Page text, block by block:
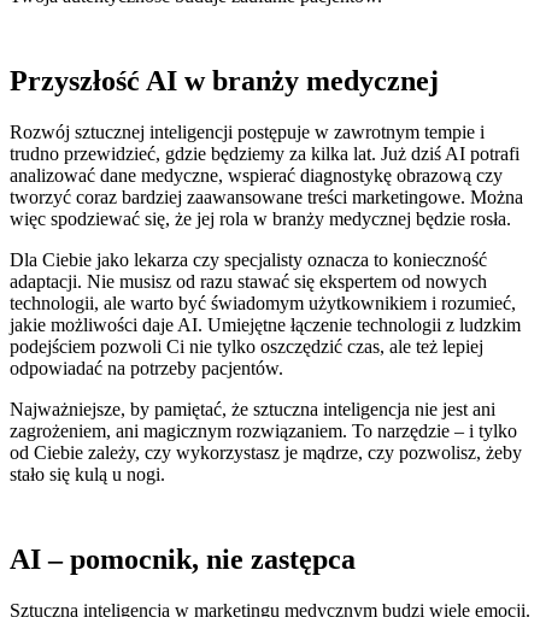
Przyszłość AI w branży medycznej
Rozwój sztucznej inteligencji postępuje w zawrotnym tempie i
trudno przewidzieć, gdzie będziemy za kilka lat. Już dziś AI potrafi
analizować dane medyczne, wspierać diagnostykę obrazową czy
tworzyć coraz bardziej zaawansowane treści marketingowe. Można
więc spodziewać się, że jej rola w branży medycznej będzie rosła.
Dla Ciebie jako lekarza czy specjalisty oznacza to konieczność
adaptacji. Nie musisz od razu stawać się ekspertem od nowych
technologii, ale warto być świadomym użytkownikiem i rozumieć,
jakie możliwości daje AI. Umiejętne łączenie technologii z ludzkim
podejściem pozwoli Ci nie tylko oszczędzić czas, ale też lepiej
odpowiadać na potrzeby pacjentów.
Najważniejsze, by pamiętać, że sztuczna inteligencja nie jest ani
zagrożeniem, ani magicznym rozwiązaniem. To narzędzie – i tylko
od Ciebie zależy, czy wykorzystasz je mądrze, czy pozwolisz, żeby
stało się kulą u nogi.
AI – pomocnik, nie zastępca
Sztuczna inteligencja w marketingu medycznym budzi wiele emocji.